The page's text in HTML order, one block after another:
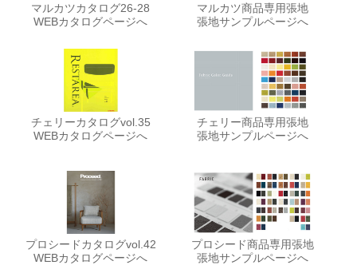
マルカツカタログ26-28
WEBカタログページへ
マルカツ商品専用張地
張地サンプルページへ
チェリーカタログvol.35
WEBカタログページへ
チェリー商品専用張地
張地サンプルページへ
プロシードカタログvol.42
WEBカタログページへ
プロシード商品専用張地
張地サンプルページへ